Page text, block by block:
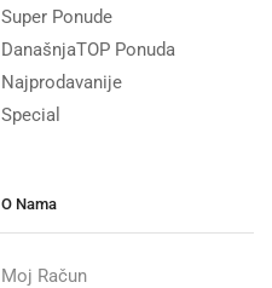
Super Ponude
DanašnjaTOP Ponuda
Najprodavanije
Special
O Nama
Moj Račun